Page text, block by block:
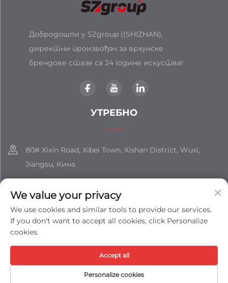
Добродошли у SZgroup ((SHIZHAN),
директни произвођач за врхунске
брендове стазе са 24 године искуства!
УТРЕБНО
80# Xixin Road, Xibei Town, Xishan District, Wuxi,
Jiangsu, Кина
[email protected]
Ауторско право © Цхиансу Шицхан Груп Цое, Лтд. Сва
Политике приватности
We value your privacy
We use cookies and similar tools to provide our services.
If you don't want to accept all cookies, click Personalize
cookies.
Personalize cookies
Accept all